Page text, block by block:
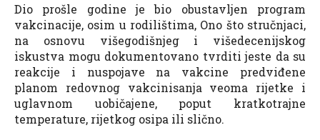
Dio prošle godine je bio obustavljen program
vakcinacije, osim u rodilištima, Ono što stručnjaci,
na osnovu višegodišnjeg i višedecenijskog
iskustva mogu dokumentovano tvrditi jeste da su
reakcije i nuspojave na vakcine predviđene
planom redovnog vakcinisanja veoma rijetke i
uglavnom uobičajene, poput kratkotrajne
temperature, rijetkog osipa ili slično.